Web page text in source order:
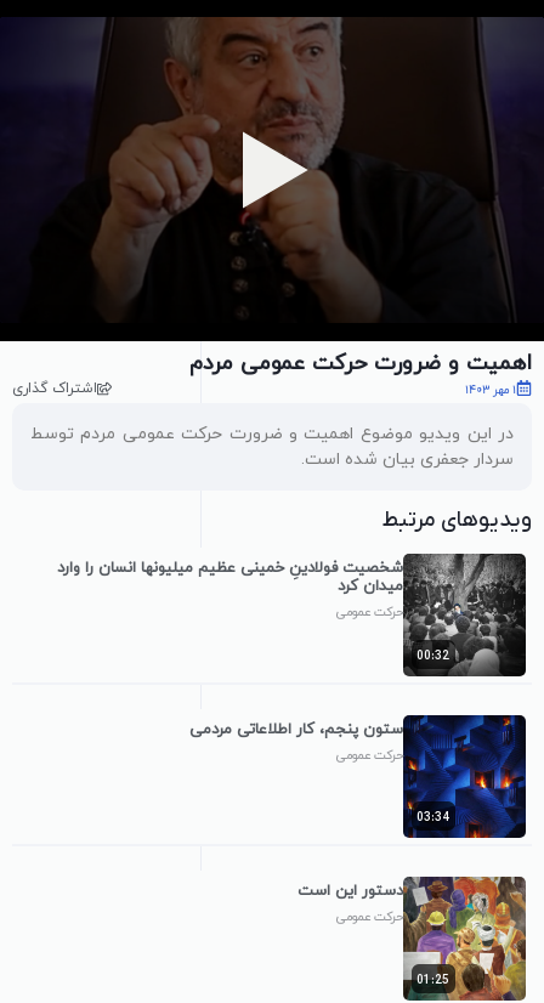
پخش ویدیو
اهمیت و ضرورت حرکت عمومی مردم
1 مهر 1403 اشتراک گذاری
در این ویدیو موضوع اهمیت و ضرورت حرکت عمومی مردم توسط
سردار جعفری بیان شده است.
ویدیوهای مرتبط
00:32
شخصیت فولادینِ خمینی عظیم میلیونها انسان را وارد
میدان کرد
حرکت عمومی
03:34
ستون پنجم، کار اطلاعاتی مردمی
حرکت عمومی
01:25
دستور این است
حرکت عمومی